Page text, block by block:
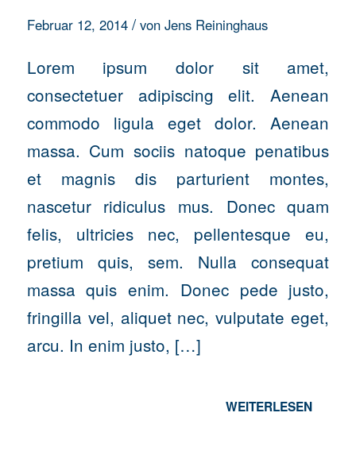
Februar 12, 2014 / von Jens Reininghaus
Lorem ipsum dolor sit amet,
consectetuer adipiscing elit. Aenean
commodo ligula eget dolor. Aenean
massa. Cum sociis natoque penatibus
et magnis dis parturient montes,
nascetur ridiculus mus. Donec quam
felis, ultricies nec, pellentesque eu,
pretium quis, sem. Nulla consequat
massa quis enim. Donec pede justo,
fringilla vel, aliquet nec, vulputate eget,
arcu. In enim justo, […]
WEITERLESEN